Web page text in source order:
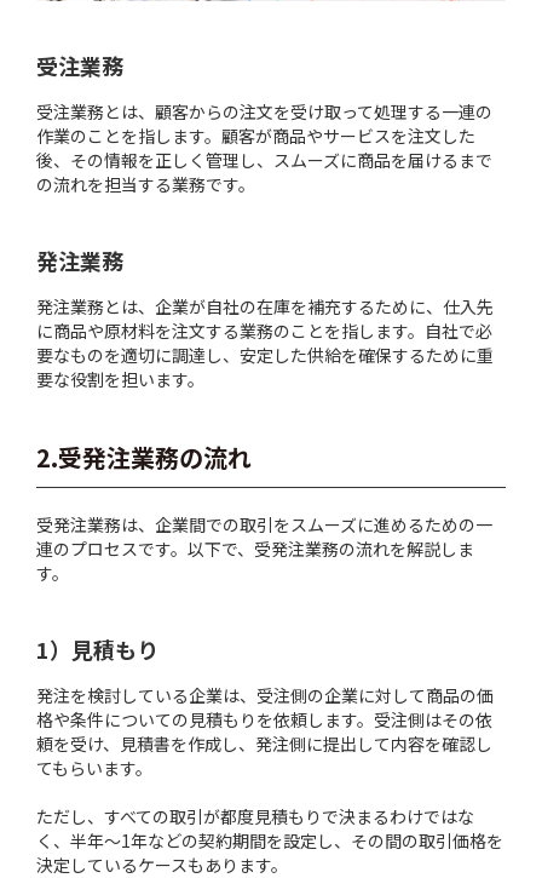
受注業務
受注業務とは、顧客からの注文を受け取って処理する一連の
作業のことを指します。顧客が商品やサービスを注文した
後、その情報を正しく管理し、スムーズに商品を届けるまで
の流れを担当する業務です。
発注業務
発注業務とは、企業が自社の在庫を補充するために、仕入先
に商品や原材料を注文する業務のことを指します。自社で必
要なものを適切に調達し、安定した供給を確保するために重
要な役割を担います。
2.受発注業務の流れ
受発注業務は、企業間での取引をスムーズに進めるための一
連のプロセスです。以下で、受発注業務の流れを解説しま
す。
1）見積もり
発注を検討している企業は、受注側の企業に対して商品の価
格や条件についての見積もりを依頼します。受注側はその依
頼を受け、見積書を作成し、発注側に提出して内容を確認し
てもらいます。
ただし、すべての取引が都度見積もりで決まるわけではな
く、半年～1年などの契約期間を設定し、その間の取引価格を
決定しているケースもあります。